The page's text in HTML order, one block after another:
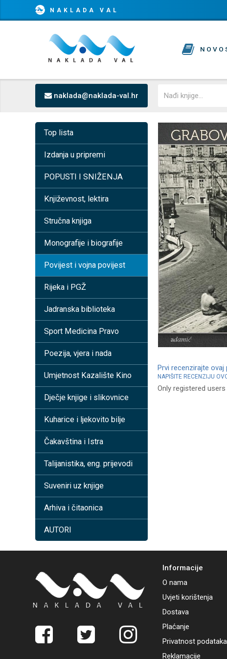
NAKLADA VAL
naklada@naklada-val.hr
Prvi recenzirajte ovaj
NAPIŠITE RECENZIJU
Only registered
Top lista
Izdanja u pripremi
POPUSTI I SNIŽENJA
Književnost, lektira
Stručna knjiga
Monografije i biografije
Povijest i vojna povijest
Rijeka i PGŽ
Jadranska biblioteka
Sport Medicina Pravo
Poezija, vjera i nada
Umjetnost Kazalište Kino
Dječje knjige i slikovnice
Kuharice i ljekovito bilje
Čakavština i Istra
Talijanistika, eng. prijevodi
Suveniri uz knjige
Arhiva i čitaonica
AUTORI
Informacije
O nama
Uvjeti korištenja
Dostava
Plaćanje
Privatnost podataka
Reklamacije